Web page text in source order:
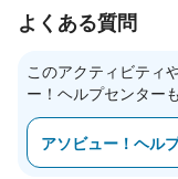
◯市外バスを利用する
1. 済州国際空港のバ
時間：約1時間30分）
2. 「城山乗換停留所
3. 下車後、徒歩で3分
山農協）」のバス乗り
4. そこから721-1番ま
よくある質問
このアクティビティ
ー！ヘルプセンター
アソビュー！ヘル